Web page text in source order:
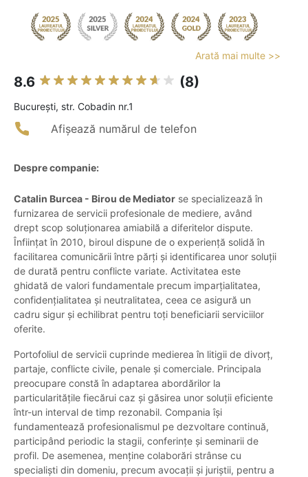
Arată mai multe >>
8.6 (8)
Bucureşti, str. Cobadin nr.1
Afișează numărul de telefon
Despre companie:
Catalin Burcea - Birou de Mediator se specializează în
furnizarea de servicii profesionale de mediere, având
drept scop soluționarea amiabilă a diferitelor dispute.
Înființat în 2010, biroul dispune de o experiență solidă în
facilitarea comunicării între părți și identificarea unor soluții
de durată pentru conflicte variate. Activitatea este
ghidată de valori fundamentale precum imparțialitatea,
confidențialitatea și neutralitatea, ceea ce asigură un
cadru sigur și echilibrat pentru toți beneficiarii serviciilor
oferite.
Portofoliul de servicii cuprinde medierea în litigii de divorț,
partaje, conflicte civile, penale și comerciale. Principala
preocupare constă în adaptarea abordărilor la
particularitățile fiecărui caz și găsirea unor soluții eficiente
într-un interval de timp rezonabil. Compania își
fundamentează profesionalismul pe dezvoltare continuă,
participând periodic la stagii, conferințe și seminarii de
profil. De asemenea, menține colaborări strânse cu
specialiști din domeniu, precum avocații și juriștii, pentru a